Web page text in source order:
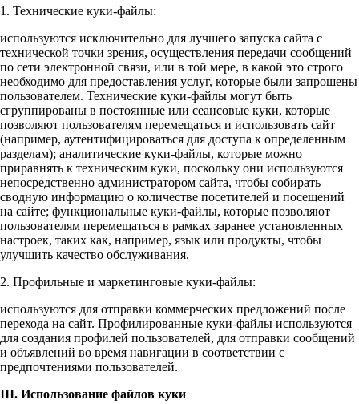
1. Технические куки-файлы:
используются исключительно для лучшего запуска сайта с
технической точки зрения, осуществления передачи сообщений
по сети электронной связи, или в той мере, в какой это строго
необходимо для предоставления услуг, которые были запрошены
пользователем. Технические куки-файлы могут быть
сгруппированы в постоянные или сеансовые куки, которые
позволяют пользователям перемещаться и использовать сайт
(например, аутентифицироваться для доступа к определенным
разделам); аналитические куки-файлы, которые можно
приравнять к техническим куки, поскольку они используются
непосредственно администратором сайта, чтобы собирать
сводную информацию о количестве посетителей и посещений
на сайте; функциональные куки-файлы, которые позволяют
пользователям перемещаться в рамках заранее установленных
настроек, таких как, например, язык или продукты, чтобы
улучшить качество обслуживания.
2. Профильные и маркетинговые куки-файлы:
используются для отправки коммерческих предложений после
перехода на сайт. Профилированные куки-файлы используются
для создания профилей пользователей, для отправки сообщений
и объявлений во время навигации в соответствии с
предпочтениями пользователей.
III. Использование файлов куки